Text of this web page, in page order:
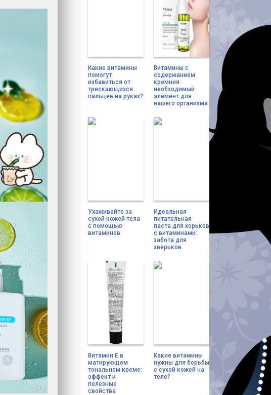
Какие витамины
помогут
избавиться от
трескающихся
пальцев на руках?
Витамины с
содержанием
кремния:
необходимый
элемент для
нашего организма
Ухаживайте за
сухой кожей тела
с помощью
витаминов
Идеальная
питательная
паста для хорьков
с витаминами:
забота для
зверьков
Витамин Е в
матирующем
тональном креме:
эффект и
полезные
свойства
Какие витамины
нужны для борьбы
с сухой кожей на
теле?